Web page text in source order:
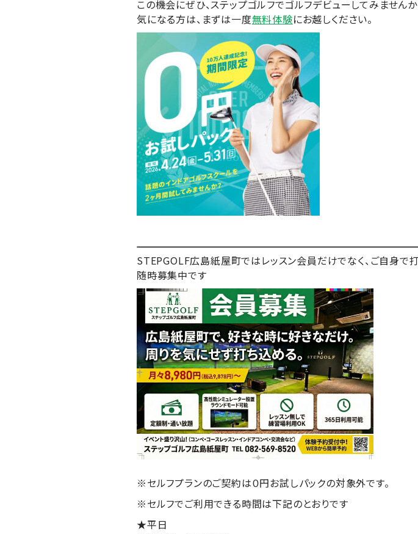
この機会にぜひ、ステップゴルフでゴルフデビューしてみませんか
気になる方は、まずは一度無料体験にお越しください。
STEPGOLF広島紙屋町ではレッスン会員だけでなく、ご自身で
随時募集中です
※セルフプランのご契約は０円お試しパックの対象外です。
※セルフでご利用できる時間は下記のとおりです
★平日